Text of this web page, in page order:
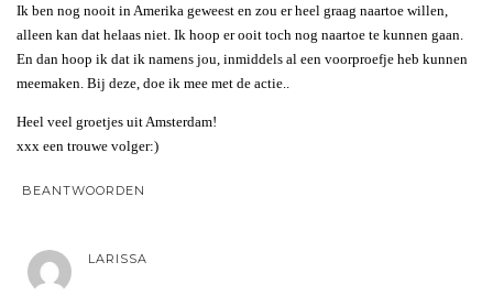
Ik ben nog nooit in Amerika geweest en zou er heel graag naartoe willen,
alleen kan dat helaas niet. Ik hoop er ooit toch nog naartoe te kunnen gaan.
En dan hoop ik dat ik namens jou, inmiddels al een voorproefje heb kunnen
meemaken. Bij deze, doe ik mee met de actie..
Heel veel groetjes uit Amsterdam!
xxx een trouwe volger:)
BEANTWOORDEN
LARISSA